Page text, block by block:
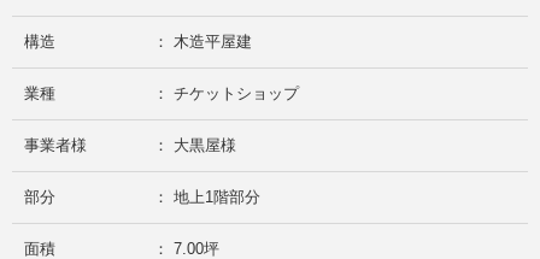
構造 ： 木造平屋建
業種 ： チケットショップ
事業者様 ： 大黒屋様
部分 ： 地上1階部分
面積 ： 7.00坪